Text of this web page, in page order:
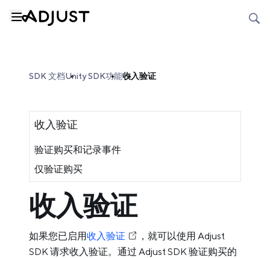
SDK 文档Unity SDK功能收入验证
收入验证
验证购买和记录事件
仅验证购买
收入验证
如果您已启用收入验证
，就可以使用 Adjust
SDK 请求收入验证。通过 Adjust SDK 验证购买的